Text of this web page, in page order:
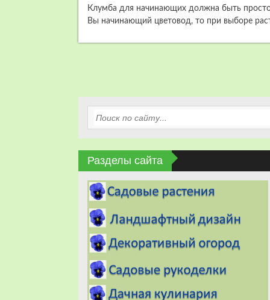
Клумба для начинающих должна быть
Вы начинающий цветовод, то при выборе
Разделы сайта